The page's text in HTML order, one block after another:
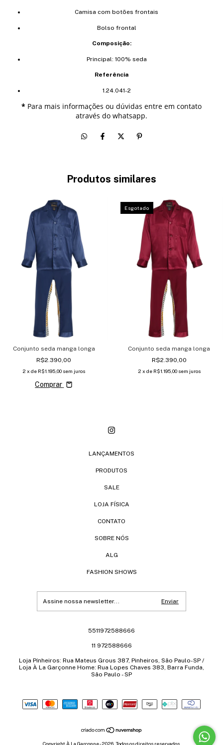
Camisa com botões frontais
Bolso frontal
Composição:
Principal: 100% seda
Referência
1.24.041-2
* Para mais informações ou dúvidas entre em contato
através do whatsapp.
Produtos similares
Conjunto seda manga longa
R$2.390,00
2 x de R$1.195,00 sem juros
Comprar
Esgotado
Conjunto seda manga longa
R$2.390,00
2 x de R$1.195,00 sem juros
LANÇAMENTOS
PRODUTOS
SALE
LOJA FÍSICA
CONTATO
SOBRE NÓS
ALG
FASHION SHOWS
5511972588666
11 972588666
Loja Pínheiros: Rua Mateus Grous 387, Pinheiros, São Paulo-SP /
Loja À La Garçonne Home: Rua Lopes Chaves 383, Barra Funda,
São Paulo - SP
Copyright À La Garçonne - 2026. Todos os direitos reservados.